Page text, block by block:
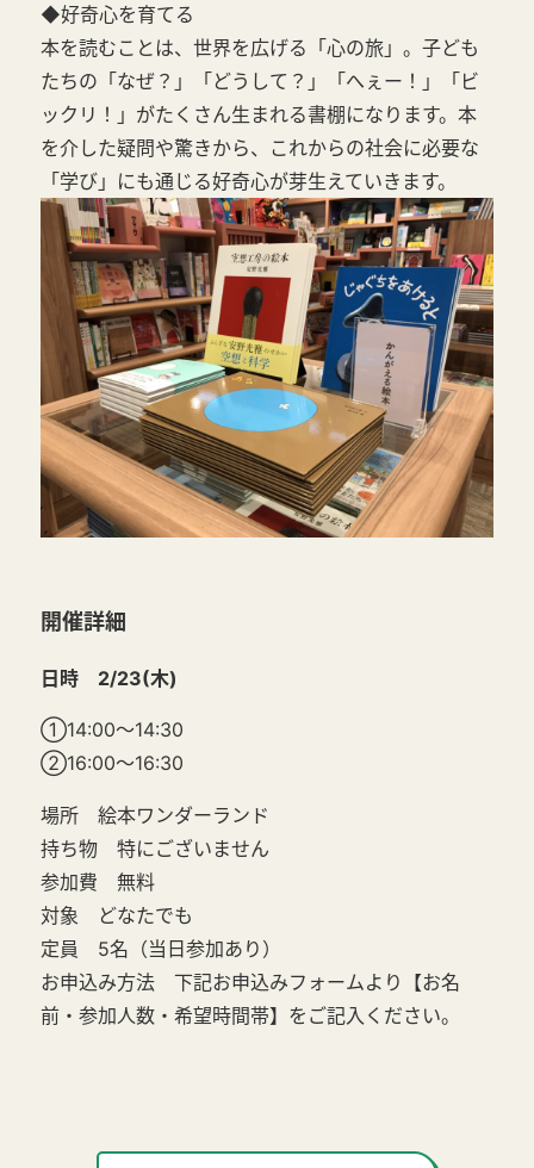
◆好奇心を育てる
本を読むことは、世界を広げる「⼼の旅」。⼦ども
たちの「なぜ？」「どうして？」「へぇー！」「ビ
ックリ！」がたくさん⽣まれる書棚になります。本
を介した疑問や驚きから、これからの社会に必要な
「学び」にも通じる好奇⼼が芽⽣えていきます。
開催詳細
日時 2/23(木)
①14:00～14:30
②16:00～16:30
場所 絵本ワンダーランド
持ち物 特にございません
参加費 無料
対象 どなたでも
定員 5名（当日参加あり）
お申込み方法 下記お申込みフォームより【お名
前・参加人数・希望時間帯】をご記入ください。